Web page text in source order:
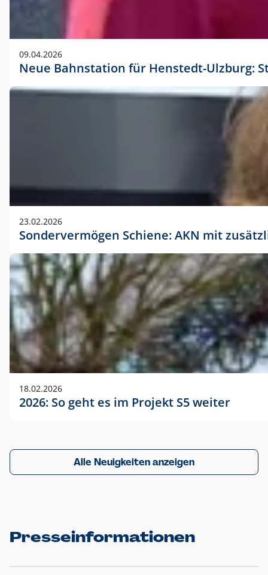
09.04.2026
Neue Bahnstation für Henstedt-Ulzburg:
23.02.2026
Sondervermögen Schiene: AKN mit
18.02.2026
2026: So geht es im Projekt S5 weiter
Alle Neuigkeiten anzeigen
Presseinformationen